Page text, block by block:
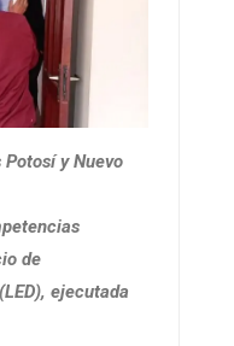
y Nuevo
de
ejecutada